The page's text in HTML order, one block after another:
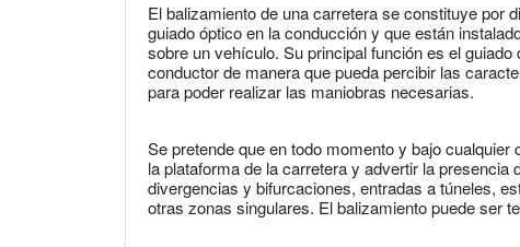
El balizamiento de una carretera se constituye por
guiado óptico en la conducción y que están
sobre un vehículo. Su principal función es el
conductor de manera que pueda percibir las
para poder realizar las maniobras necesarias.
Se pretende que en todo momento y bajo
la plataforma de la carretera y advertir la
divergencias y bifurcaciones, entradas a túneles,
otras zonas singulares. El balizamiento puede ser